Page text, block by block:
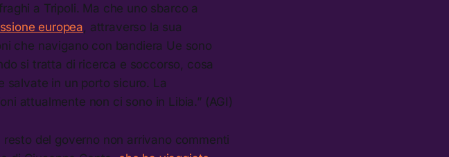
a Tripoli. Ma che uno sbarco a
europea , attraverso la sua
che navigano con bandiera Ue sono
si tratta di ricerca e soccorso, cosa
salvate in un porto sicuro. La
attualmente non ci sono in Libia.” (AGI)
del governo non arrivano commenti